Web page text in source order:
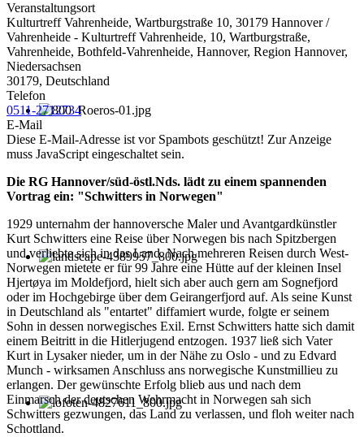
Veranstaltungsort
Kulturtreff Vahrenheide, Wartburgstraße 10, 30179 Hannover /
Vahrenheide - Kulturtreff Vahrenheide, 10, Wartburgstraße,
Vahrenheide, Bothfeld-Vahrenheide, Hannover, Region Hannover,
Niedersachsen
30179, Deutschland
Telefon
0511-2712734
E-Mail
Diese E-Mail-Adresse ist vor Spambots geschützt! Zur Anzeige
muss JavaScript eingeschaltet sein.
Die RG Hannover/süd-östl.Nds. lädt zu einem spannenden
Vortrag ein: "Schwitters in Norwegen"
1929 unternahm der hannoversche Maler und Avantgardkünstler
Kurt Schwitters eine Reise über Norwegen bis nach Spitzbergen
und verliebte sich in das Land. Nach mehreren Reisen durch West-
Norwegen mietete er für 99 Jahre eine Hütte auf der kleinen Insel
Hjertøya im Moldefjord, hielt sich aber auch gern am Sognefjord
oder im Hochgebirge über dem Geirangerfjord auf. Als seine Kunst
in Deutschland als "entartet" diffamiert wurde, folgte er seinem
Sohn in dessen norwegisches Exil. Ernst Schwitters hatte sich damit
einem Beitritt in die Hitlerjugend entzogen. 1937 ließ sich Vater
Kurt in Lysaker nieder, um in der Nähe zu Oslo - und zu Edvard
Munch - wirksamen Anschluss ans norwegische Kunstmillieu zu
erlangen. Der gewünschte Erfolg blieb aus und nach dem
Einmarsch der deutschen Wehrmacht in Norwegen sah sich
Schwitters gezwungen, das Land zu verlassen, und floh weiter nach
Schottland.